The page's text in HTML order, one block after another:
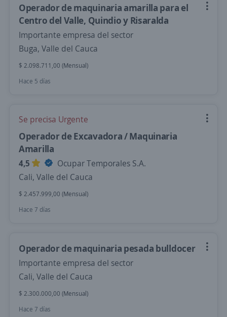
Operador de maquinaria amarilla para el
Centro del Valle, Quindio y Risaralda
Importante empresa del sector
Buga, Valle del Cauca
$ 2.098.711,00 (Mensual)
Hace 5 días
Se precisa Urgente
Operador de Excavadora / Maquinaria
Amarilla
4,5
Ocupar Temporales S.A.
Cali, Valle del Cauca
$ 2.457.999,00 (Mensual)
Hace 7 días
Operador de maquinaria pesada bulldocer
Importante empresa del sector
Cali, Valle del Cauca
$ 2.300.000,00 (Mensual)
Hace 7 días